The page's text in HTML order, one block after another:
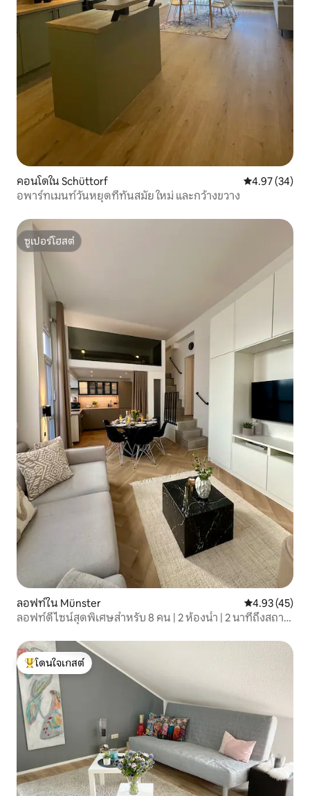
คอนโดใน Schüttorf คะแนนเฉลี่ย
4.97 (34)
อพาร์ทเมนท์วันหยุดที่ทันสมัย ใหม่ และกว้างขวาง
ซูเปอร์โฮสต์
ซูเปอร์โฮสต์
ลอฟท์ใน Münster คะแนนเฉลี่ย
4.93 (45)
ลอฟท์ดีไซน์สุดพิเศษสำหรับ 8 คน | 2 ห้องน้ำ | 2 นาทีถึงสถานี
โดนใจเกสต์ที่สุด
โดนใจเกสต์